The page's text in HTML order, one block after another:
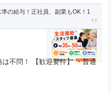
の給与！正社員、副業もOK！1
不問！ 【歓迎要件】 ・普通